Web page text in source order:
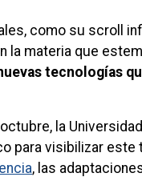
como su scroll
la materia que
tecnologías
la
para visibilizar este
, las